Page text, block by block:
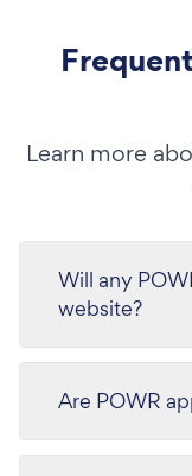
Learn more
Will any
website?
Are POWR